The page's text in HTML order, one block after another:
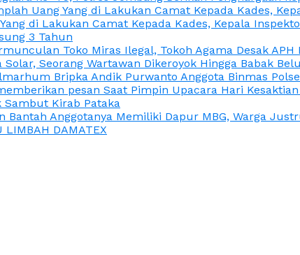
Uang Yang di Lakukan Camat Kepada Kades,
di Lakukan Camat Kepada Kades, Kepala
3 Tahun
Toko Miras Ilegal, Tokoh Agama Desak APH
Solar, Seorang Wartawan Dikeroyok Hingga Babak
Bripka Andik Purwanto Anggota Binmas
pesan Saat Pimpin Upacara Hari
Sambut Kirab Pataka
Bantah Anggotanya Memiliki Dapur MBG, Warga
LIMBAH DAMATEX